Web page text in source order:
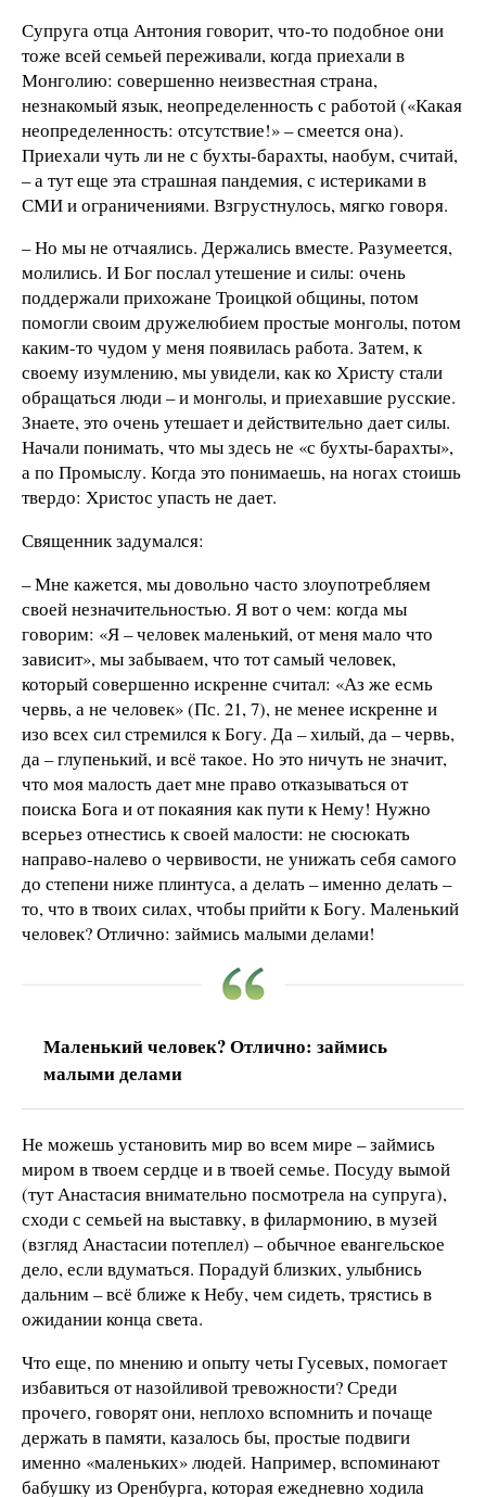
Супруга отца Антония говорит, что-то подобное они
тоже всей семьей переживали, когда приехали в
Монголию: совершенно неизвестная страна,
незнакомый язык, неопределенность с работой («Какая
неопределенность: отсутствие!» – смеется она).
Приехали чуть ли не с бухты-барахты, наобум, считай,
– а тут еще эта страшная пандемия, с истериками в
СМИ и ограничениями. Взгрустнулось, мягко говоря.
– Но мы не отчаялись. Держались вместе. Разумеется,
молились. И Бог послал утешение и силы: очень
поддержали прихожане Троицкой общины, потом
помогли своим дружелюбием простые монголы, потом
каким-то чудом у меня появилась работа. Затем, к
своему изумлению, мы увидели, как ко Христу стали
обращаться люди – и монголы, и приехавшие русские.
Знаете, это очень утешает и действительно дает силы.
Начали понимать, что мы здесь не «с бухты-барахты»,
а по Промыслу. Когда это понимаешь, на ногах стоишь
твердо: Христос упасть не дает.
Священник задумался:
– Мне кажется, мы довольно часто злоупотребляем
своей незначительностью. Я вот о чем: когда мы
говорим: «Я – человек маленький, от меня мало что
зависит», мы забываем, что тот самый человек,
который совершенно искренне считал: «Аз же есмь
червь, а не человек» (Пс. 21, 7), не менее искренне и
изо всех сил стремился к Богу. Да – хилый, да – червь,
да – глупенький, и всё такое. Но это ничуть не значит,
что моя малость дает мне право отказываться от
поиска Бога и от покаяния как пути к Нему! Нужно
всерьез отнестись к своей малости: не сюсюкать
направо-налево о червивости, не унижать себя самого
до степени ниже плинтуса, а делать – именно делать –
то, что в твоих силах, чтобы прийти к Богу. Маленький
человек? Отлично: займись малыми делами!
Маленький человек? Отлично: займись
малыми делами
Не можешь установить мир во всем мире – займись
миром в твоем сердце и в твоей семье. Посуду вымой
(тут Анастасия внимательно посмотрела на супруга),
сходи с семьей на выставку, в филармонию, в музей
(взгляд Анастасии потеплел) – обычное евангельское
дело, если вдуматься. Порадуй близких, улыбнись
дальним – всё ближе к Небу, чем сидеть, трястись в
ожидании конца света.
Что еще, по мнению и опыту четы Гусевых, помогает
избавиться от назойливой тревожности? Среди
прочего, говорят они, неплохо вспомнить и почаще
держать в памяти, казалось бы, простые подвиги
именно «маленьких» людей. Например, вспоминают
бабушку из Оренбурга, которая ежедневно ходила